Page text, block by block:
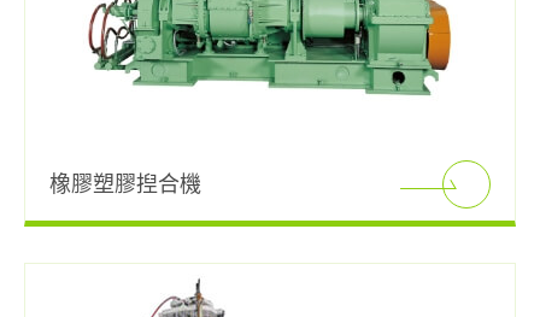
橡膠塑膠揑合機
出片機
雙軸錐形螺桿押出機
冷膠機
綠色環保橡塑膠用,資源回收設備